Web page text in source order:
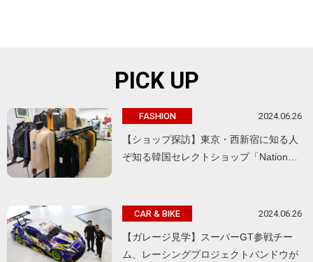
PICK UP
FASHION 2024.06.26
【ショップ探訪】東京・西新宿に知る人
ぞ知る韓国セレクトショップ「Nation…
CAR & BIKE 2024.06.26
【ガレージ見学】スーパーGT参戦チー
ム、レーシングプロジェクトバンドウが